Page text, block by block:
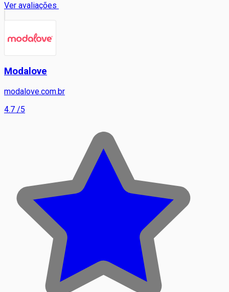
Ver avaliações
Modalove
modalove.com.br
4.7 /5